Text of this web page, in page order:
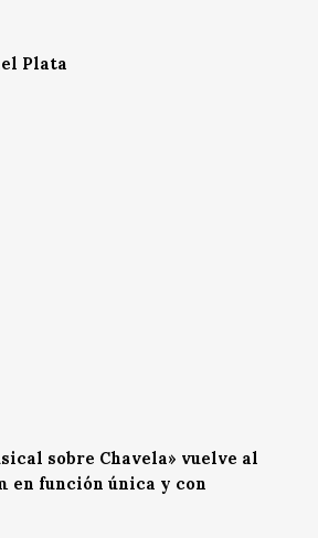
Plata
sobre Chavela» vuelve al
en función única y con